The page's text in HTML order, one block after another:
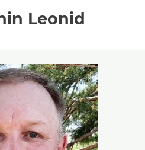
Leonid